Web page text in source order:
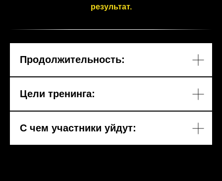
результат.
Продолжительность:
Цели тренинга:
С чем участники уйдут: